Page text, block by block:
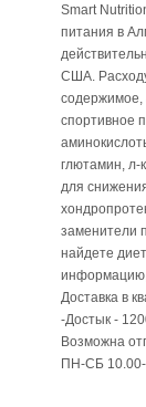
Smart
питания в
США.
содержимое,
спортивное
глютамин, л-
для
заменители
найдете
информацию,
Доставка в
-Достык -
Возможна
ПН-СБ 10.00-